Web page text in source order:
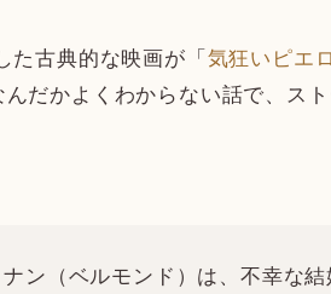
た古典的な映画が「気狂いピエロ
だかよくわからない話で、ス
ン（ベルモンド）は、不幸な